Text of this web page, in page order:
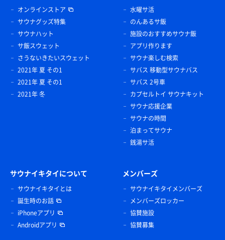
オンラインストア
サウナグッズ特集
サウナハット
サ飯スウェット
さうないきたいスウェット
2021年 夏 その1
2021年 夏 その1
2021年 冬
水曜サ活
のんあるサ飯
施設のおすすめサウナ飯
アプリ作ります
サウナ楽しむ検索
サバス 移動型サウナバス
サバス 2号車
カプセルトイ サウナキット
サウナ応援企業
サウナの時間
泊まってサウナ
銭湯サ活
サウナイキタイについて
サウナイキタイとは
誕生時のお話
iPhoneアプリ
Androidアプリ
メンバーズ
サウナイキタイメンバーズ
メンバーズロッカー
協賛施設
協賛募集